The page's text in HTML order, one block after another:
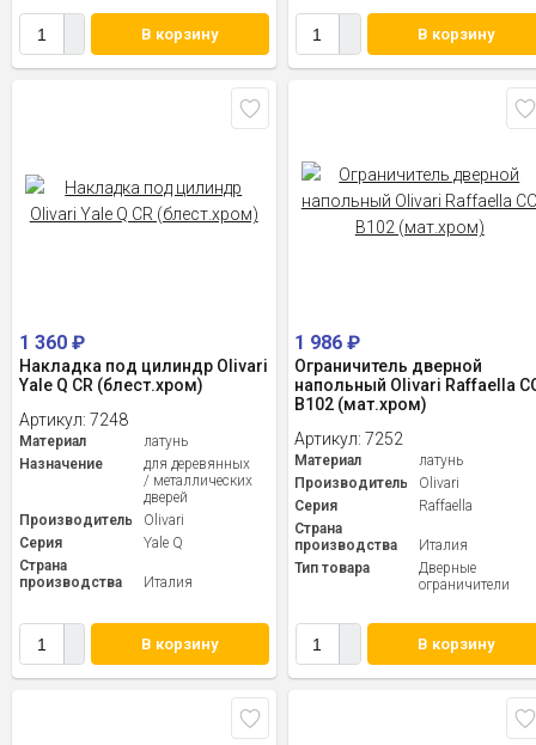
В корзину В корзину
1 360 ₽
Накладка под цилиндр Olivari
Yale Q CR (блест.хром)
Артикул: 7248
Материал
латунь
Назначение
для деревянных
/ металлических
дверей
Производитель
Olivari
Серия
Yale Q
Страна
производства
Италия
В корзину
1 986₽
Ограничитель дверной
напольный Olivari Raffaella
B102 (мат.хром)
Артикул:7252
Материал
латунь
Производитель
Olivari
Серия
Raffaella
Страна
производства
Италия
Тип товара
Дверные
ограничители
В корзину